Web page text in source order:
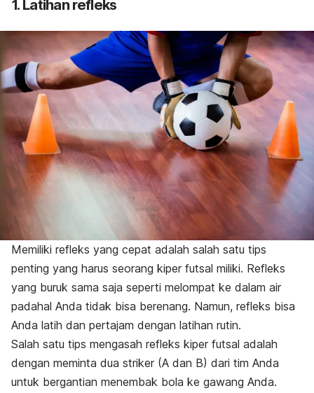
1. Latihan refleks
Memiliki refleks yang cepat adalah salah satu tips
penting yang harus seorang kiper futsal miliki. Refleks
yang buruk sama saja seperti melompat ke dalam air
padahal Anda tidak bisa berenang. Namun, refleks bisa
Anda latih dan pertajam dengan latihan rutin.
Salah satu tips mengasah refleks kiper futsal adalah
dengan meminta dua striker (A dan B) dari tim Anda
untuk bergantian menembak bola ke gawang Anda.